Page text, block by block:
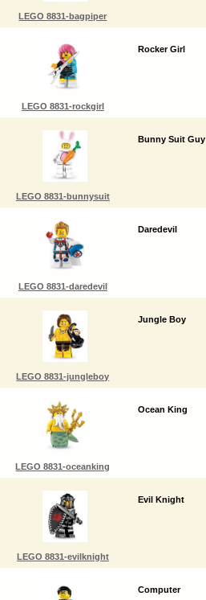
LEGO 8831-bagpiper
LEGO 8831-rockgirl
Rocker Girl
LEGO 8831-bunnysuit
Bunny Suit Guy
LEGO 8831-daredevil
Daredevil
LEGO 8831-jungleboy
Jungle Boy
LEGO 8831-oceanking
Ocean King
LEGO 8831-evilknight
Evil Knight
Computer